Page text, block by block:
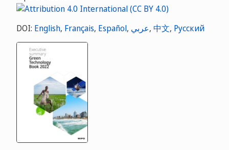
DOI: English, Français, Español, عربي, 中文, Русский